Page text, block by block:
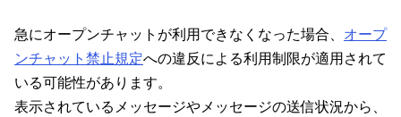
急にオープンチャットが利用できなくなった場合、 オープ
ンチャット禁止規定への違反による利用制限が適用されて
いる可能性があります。
表示されているメッセージやメッセージの送信状況から、